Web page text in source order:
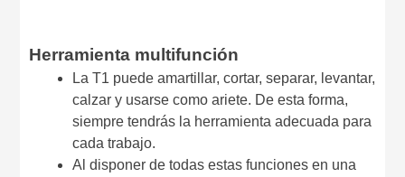
Herramienta multifunción
La T1 puede amartillar, cortar, separar, levantar,
calzar y usarse como ariete. De esta forma,
siempre tendrás la herramienta adecuada para
cada trabajo.
Al disponer de todas estas funciones en una